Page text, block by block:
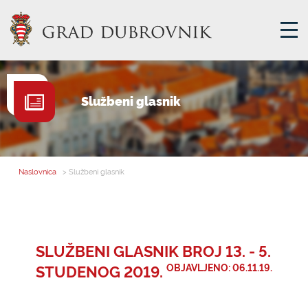
GRADSKA UPRAVA
GRADONAČELNIK
MJESNA SAMOUPRAVA
E-USLUGE
Službeni glasnik
Naslovnica > Službeni glasnik
SLUŽBENI GLASNIK BROJ 13. - 5.
STUDENOG 2019. OBJAVLJENO: 06.11.19.